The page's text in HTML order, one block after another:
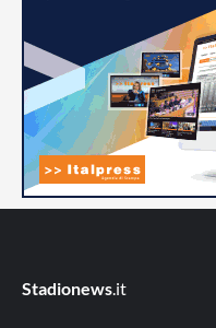
Stadionews .it